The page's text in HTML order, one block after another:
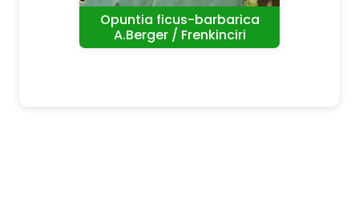
Opuntia ficus-barbarica
A.Berger / Frenkinciri